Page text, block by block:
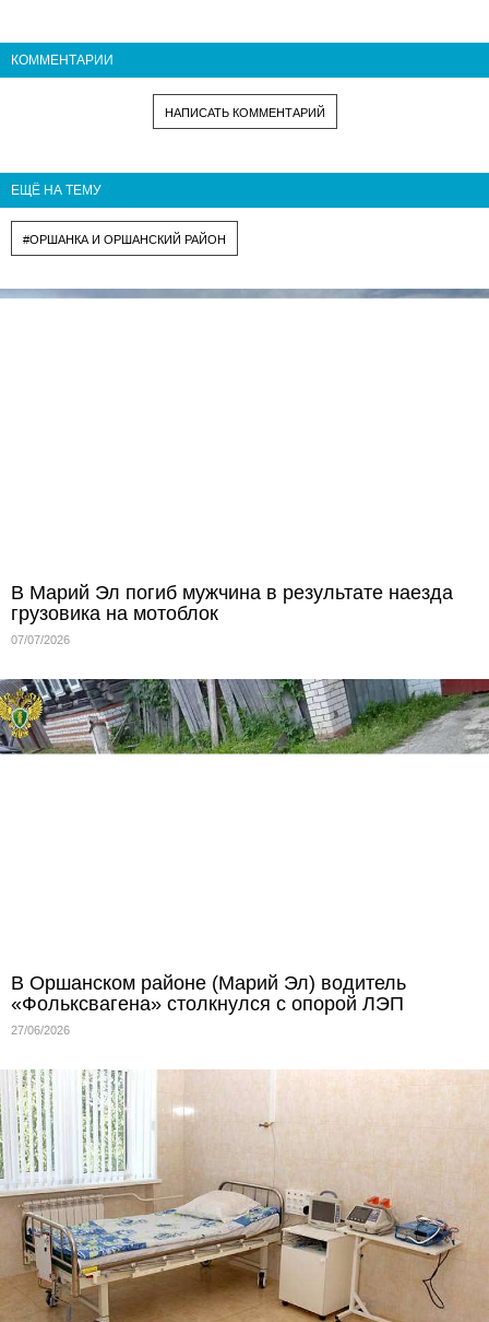
КОММЕНТАРИИ
НАПИСАТЬ КОММЕНТАРИЙ
ЕЩЁ НА ТЕМУ
#ОРШАНКА И ОРШАНСКИЙ РАЙОН
В Марий Эл погиб мужчина в результате наезда
грузовика на мотоблок
07/07/2026
В Оршанском районе (Марий Эл) водитель
«Фольксвагена» столкнулся с опорой ЛЭП
27/06/2026